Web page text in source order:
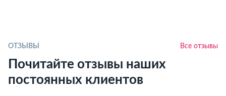
ОТЗЫВЫ Все отзывы
Почитайте отзывы наших
постоянных клиентов